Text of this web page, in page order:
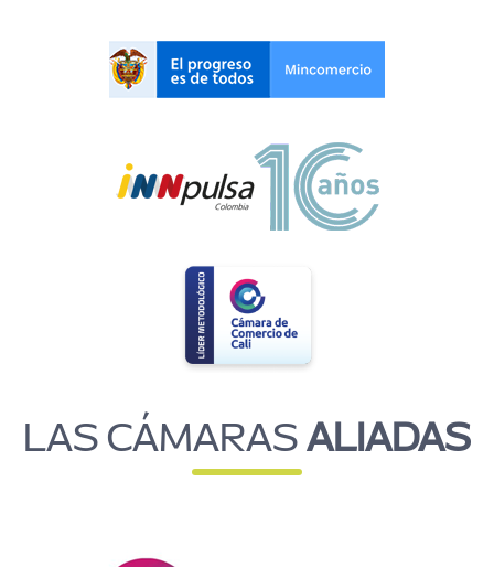
LAS CÁMARASALIADAS